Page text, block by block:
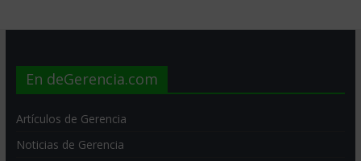
En deGerencia.com
Artículos de Gerencia
Noticias de Gerencia